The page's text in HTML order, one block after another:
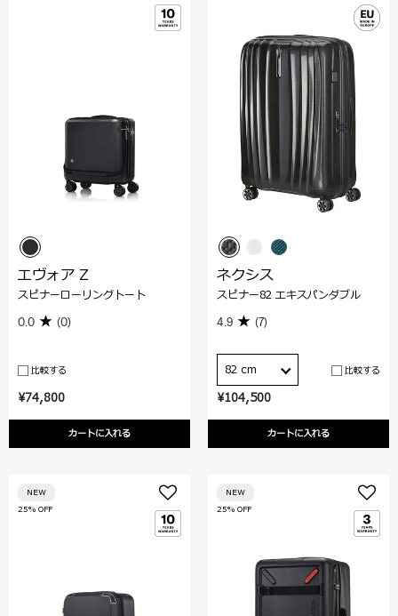
¥74,800
カートに入れる
エヴォア Z
スピナーローリングトート
0.0 (0)
比較する
¥104,500
カートに入れる
ネクシス
スピナー82 エキスパンダブル
4.9 (7)
82 cm 比較する
25% OFF
NEW
25% OFF
NEW